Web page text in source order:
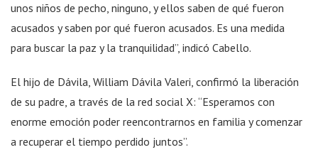
unos niños de pecho, ninguno, y ellos saben de qué fueron
acusados y saben por qué fueron acusados. Es una medida
para buscar la paz y la tranquilidad”, indicó Cabello.
El hijo de Dávila, William Dávila Valeri, confirmó la liberación
de su padre, a través de la red social X: “Esperamos con
enorme emoción poder reencontrarnos en familia y comenzar
a recuperar el tiempo perdido juntos”.